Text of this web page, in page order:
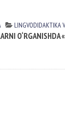
LINGVODIDАKTIKА